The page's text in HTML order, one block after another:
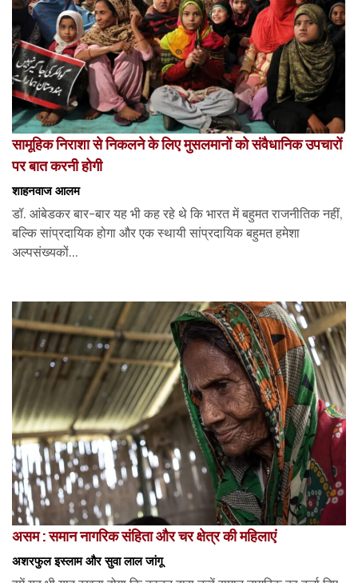
सामूहिक निराशा से निकलने के लिए मुसलमानों को संवैधानिक उपचारों
पर बात करनी होगी
शाहनवाज आलम
डॉ. आंबेडकर बार-बार यह भी कह रहे थे कि भारत में बहुमत राजनीतिक नहीं,
बल्कि सांप्रदायिक होगा और एक स्थायी सांप्रदायिक बहुमत हमेशा
अल्पसंख्यकों...
असम : समान नागरिक संहिता और चर क्षेत्र की महिलाएं
अशरफुल इस्लाम और सुवा लाल जांगू